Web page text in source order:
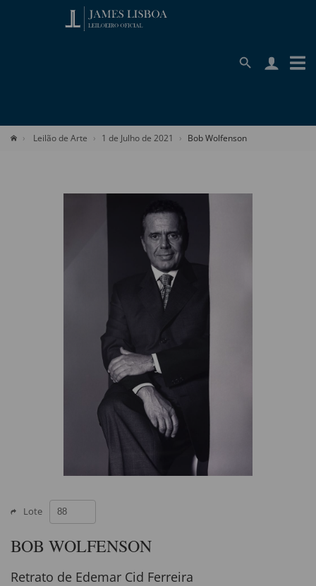
Leilão de Arte 1 de Julho de 2021 Bob Wolfenson
Lote
BOB WOLFENSON
Retrato de Edemar Cid Ferreira